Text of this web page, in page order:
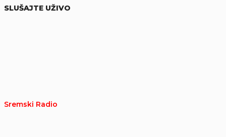
SLUŠAJTE UŽIVO
Sremski Radio